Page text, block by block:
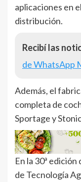
aplicaciones en
distribución.
Recibí las
de WhatsApp
Además, el
completa de
Sportage y
En la 30ª
de Tecnología